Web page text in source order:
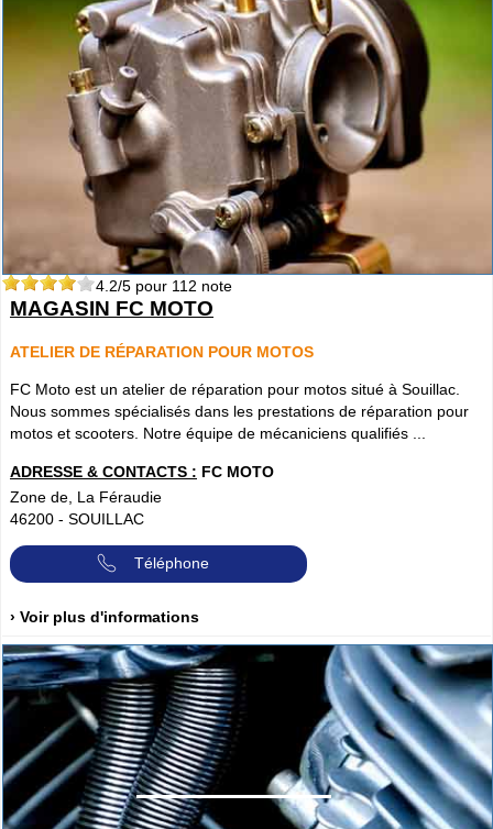
4.2/5 pour 112 note
MAGASIN FC MOTO
ATELIER DE RÉPARATION POUR MOTOS
FC Moto est un atelier de réparation pour motos situé à Souillac.
Nous sommes spécialisés dans les prestations de réparation pour
motos et scooters. Notre équipe de mécaniciens qualifiés ...
ADRESSE & CONTACTS : FC MOTO
Zone de, La Féraudie
46200 - SOUILLAC
Téléphone
› Voir plus d'informations